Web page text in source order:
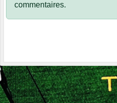
commentaires.